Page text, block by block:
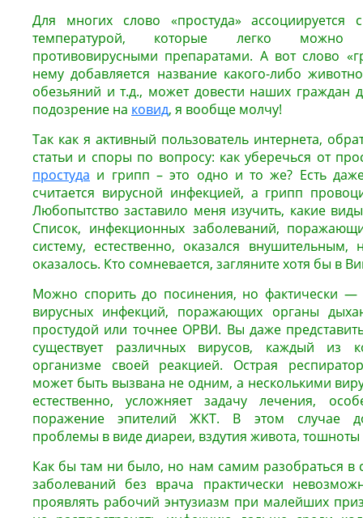
Для многих слово «простуда»
температурой, которые легко можно
противовирусными препаратами. А вот слово
нему добавляется название какого-либо
обезьяний и т.д., может довести наших граждан
подозрение на ковид, я вообще молчу!
Так как я активный пользователь интернета,
статьи и споры по вопросу: как уберечься от
простуда и грипп – это одно и то же? Есть
считается вирусной инфекцией, а грипп
Любопытство заставило меня изучить, какие
Список, инфекционных заболеваний,
систему, естественно, оказался
оказалось. Кто сомневается, загляните хотя бы в
Можно спорить до посинения, но фактически
вирусных инфекций, поражающих органы
простудой или точнее ОРВИ. Вы даже
существует различных вирусов, каждый из
организме своей реакцией. Острая
может быть вызвана не одним, а несколькими
естественно, усложняет задачу лечения,
поражение эпителий ЖКТ. В этом случае
проблемы в виде диареи, вздутия живота,
Как бы там ни было, но нам самим разобраться в
заболеваний без врача практически
проявлять рабочий энтузиазм при малейших